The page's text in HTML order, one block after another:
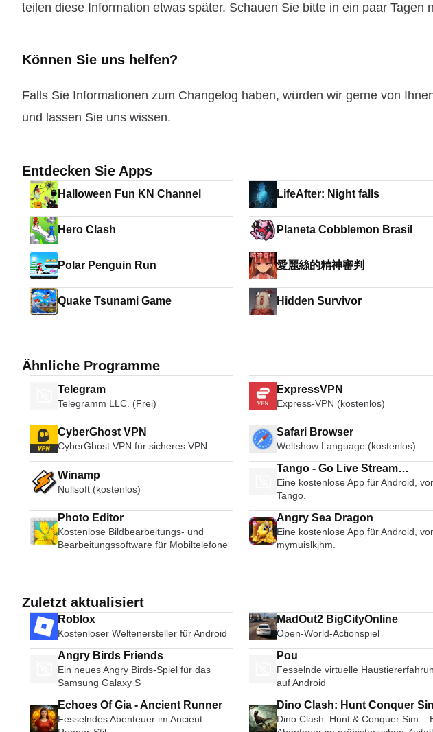
teilen diese Information etwas später. Schauen Sie bitte in ein paar Tagen
Können Sie uns helfen?
Falls Sie Informationen zum Changelog haben, würden wir gerne von
und lassen Sie uns wissen.
Entdecken Sie Apps
Halloween Fun KN Channel LifeAfter: Night falls
Hero Clash Planeta Cobblemon Brasil
Polar Penguin Run
愛麗絲的精神審判
Quake Tsunami Game
Hidden Survivor
Ähnliche Programme
Telegram
Telegramm LLC. (Frei)
ExpressVPN
Express-VPN (kostenlos)
CyberGhost VPN
CyberGhost VPN für sicheres VPN
Safari Browser
Weltshow Language (kostenlos)
Winamp
Nullsoft (kostenlos)
Tango - Go Live Stream
Broadcast Live Video Chat
Eine kostenlose App für Android,
Tango.
Photo Editor
Kostenlose Bildbearbeitungs- und
Bearbeitungssoftware für Mobiltelefone
Angry Sea Dragon
Eine kostenlose App für Android,
mymuislkjhm.
Zuletzt aktualisiert
Roblox
Kostenloser Weltenersteller für Android
MadOut2 BigCityOnline
Open-World-Actionspiel
Angry Birds Friends
Ein neues Angry Birds-Spiel für das
Samsung Galaxy S
Pou
Fesselnde virtuelle
auf Android
Echoes Of Gia - Ancient Runner
Fesselndes Abenteuer im Ancient
Dino Clash: Hunt Conquer
Dino Clash: Hunt & Conquer Sim –